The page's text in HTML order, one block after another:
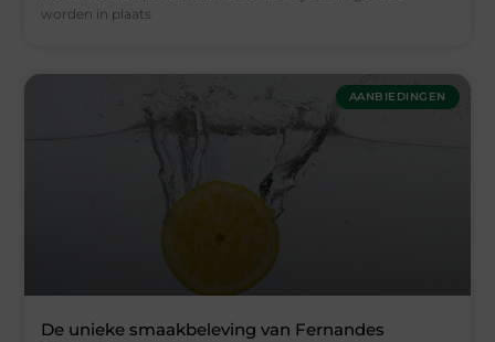
worden in plaats
AANBIEDINGEN
De unieke smaakbeleving van Fernandes